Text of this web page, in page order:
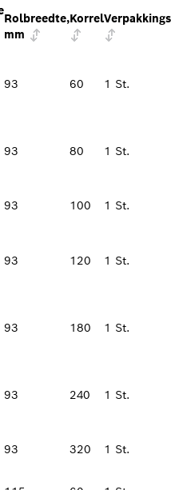
Rolbreedte,
mm
Korrel
93 60 1 St.
93 80 1 St.
93 100 1 St.
93 120 1 St.
93 180 1 St.
93 240 1 St.
93 320 1 St.